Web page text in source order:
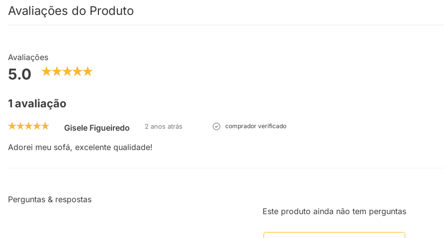
Avaliações do Produto
Avaliações
5.0
1 avaliação
Gisele Figueiredo 2 anos atrás comprador verificado
Adorei meu sofá, excelente qualidade!
Perguntas & respostas
Este produto ainda não tem perguntas